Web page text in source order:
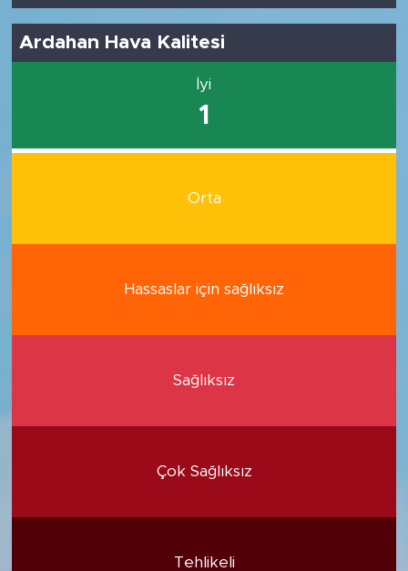
Ardahan Hava Kalitesi
İyi
1
Orta
Hassaslar için sağlıksız
Sağlıksız
Çok Sağlıksız
Tehlikeli